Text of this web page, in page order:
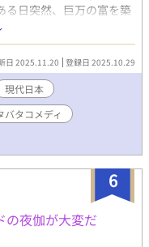
る日突然、巨万の富を築
を相続されることに。
ンデレラストーリー。
てきますが、コメディが
半あたりからシリアスが
らいますが、付かず離
がありますが、匂わせ
は、１ｍｍも関係あり
したら、OPかEDに
る、叶わぬ野望。
日 2025.11.20 登録日 2025.10.29
現代日本
バタコメディ
6
の夜伽が大変だ